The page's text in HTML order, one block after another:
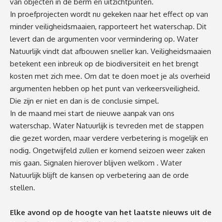
van objecten in de berm en uitzichtpunten.
In proefprojecten wordt nu gekeken naar het effect op van
minder veiligheidsmaaien, rapporteert het waterschap. Dit
levert dan de argumenten voor vermindering op. Water
Natuurlijk vindt dat afbouwen sneller kan. Veiligheidsmaaien
betekent een inbreuk op de biodiversiteit en het brengt
kosten met zich mee. Om dat te doen moet je als overheid
argumenten hebben op het punt van verkeersveiligheid.
Die zijn er niet en dan is de conclusie simpel.
In de maand mei start de nieuwe aanpak van ons
waterschap. Water Natuurlijk is tevreden met de stappen
die gezet worden, maar verdere verbetering is mogelijk en
nodig. Ongetwijfeld zullen er komend seizoen weer zaken
mis gaan. Signalen hierover blijven welkom . Water
Natuurlijk blijft de kansen op verbetering aan de orde
stellen.
Elke avond op de hoogte van het laatste nieuws uit de